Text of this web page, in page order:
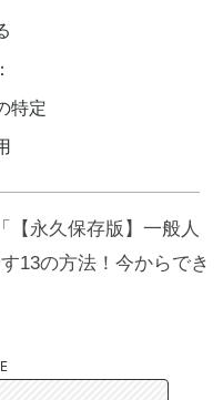
特定
【永久保存版】一般人
13の方法！今からでき